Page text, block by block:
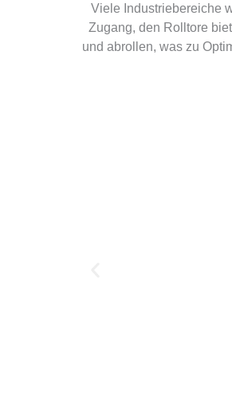
Viele Industriebereiche
Zugang, den Rolltore
und abrollen, was zu